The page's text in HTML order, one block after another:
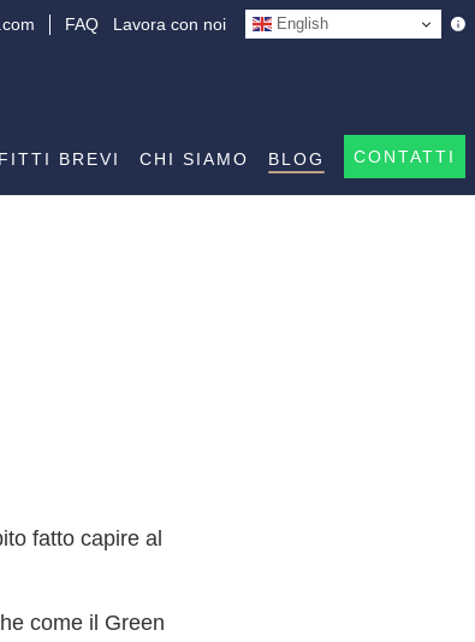
FAQ Lavora con noi English
BREVI CHI SIAMO BLOG CONTATTI
fatto capire al
come il Green